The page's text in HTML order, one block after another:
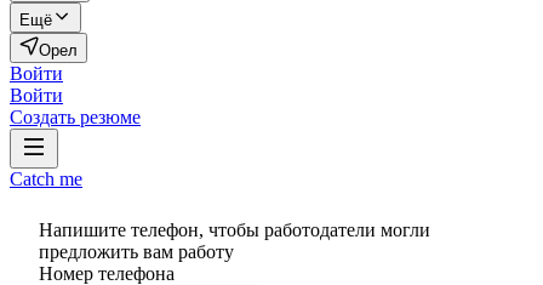
Ещё
Орел
Войти
Войти
Создать резюме
Catch me
Напишите телефон, чтобы работодатели могли
предложить вам работу
Номер телефона